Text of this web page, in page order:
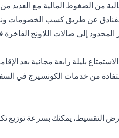
من الضغوط المالية مع العديد
الفنادق عن طريق كسب الخصومات
إلى صالات اللاونج
بليلة رابعة مجانية بعد
من خدمات الكونسيرج في
التقسيط، يمكنك بسرعة توزيع